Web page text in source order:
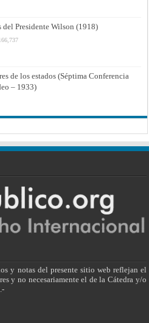
del Presidente Wilson (1918)
de los estados (Séptima Conferencia
– 1933)
y notas del presente sitio web reflejan el
y no necesariamente el de la Cátedra y/o